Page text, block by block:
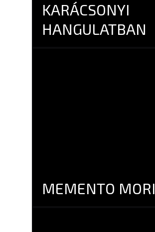
KARÁCSONYI
HANGULATBAN
MEMENTO MORI